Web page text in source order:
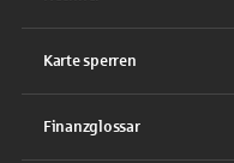
Karte sperren
Finanzglossar